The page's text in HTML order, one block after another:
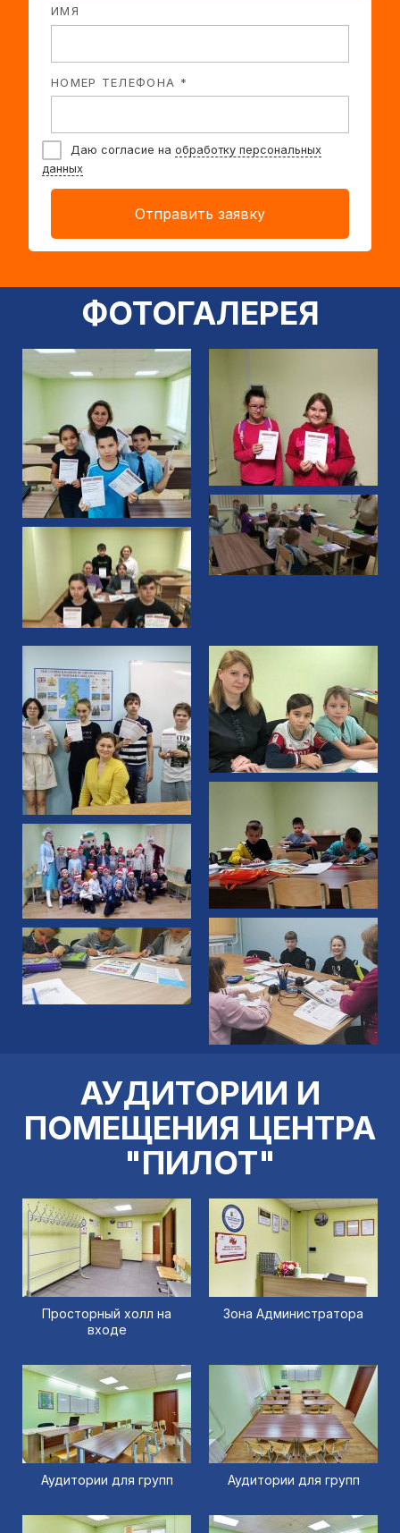
ИМЯ
НОМЕР ТЕЛЕФОНА *
Даю согласие на обработку персональных
данных
Отправить заявку
ФОТОГАЛЕРЕЯ
АУДИТОРИИ И
ПОМЕЩЕНИЯ ЦЕНТРА
"ПИЛОТ"
Просторный холл на
входе
Зона Администратора
Аудитории для групп Аудитории для групп